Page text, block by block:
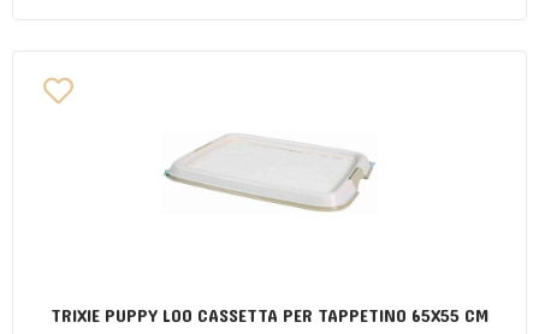
TRIXIE PUPPY LOO CASSETTA PER TAPPETINO 65X55 CM